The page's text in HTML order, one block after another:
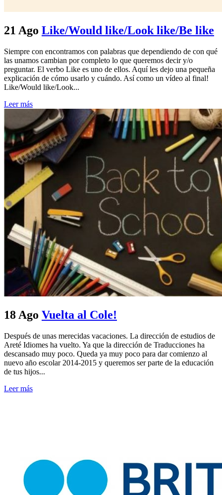
21 Ago Like/Would like/Look like/Be like
Siempre con encontramos con palabras que dependiendo de con qué
las unamos cambian por completo lo que queremos decir y/o
preguntar. El verbo Like es uno de ellos. Aquí les dejo una pequeña
explicación de cómo usarlo y cuándo. Así como un vídeo al final!
Like/Would like/Look...
Leer más
18 Ago Vuelta al Cole!
Después de unas merecidas vacaciones. La dirección de estudios de
Areté Idiomes ha vuelto. Ya que la dirección de Traducciones ha
descansado muy poco. Queda ya muy poco para dar comienzo al
nuevo año escolar 2014-2015 y queremos ser parte de la educación
de tus hijos...
Leer más